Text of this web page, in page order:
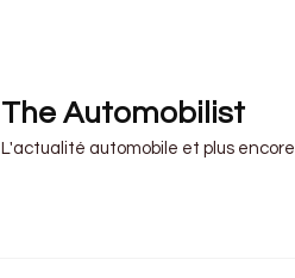
The Automobilist
L'actualité automobile et plus encore